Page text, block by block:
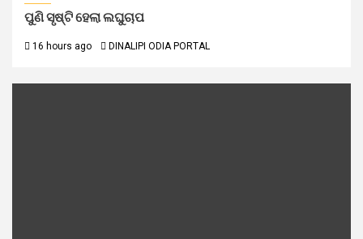
ପୁଣି ସୃଷ୍ଟି ହେଲା ଲଘୁଚାପ
16 hours ago DINALIPI ODIA PORTAL